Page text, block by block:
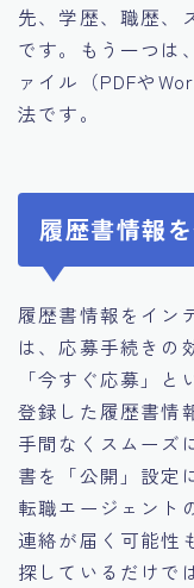
先、学歴、職歴、
です。もう一つは
ァイル（PDFや
法です。
履歴書情報
履歴書情報をイン
は、応募手続きの
「今すぐ応募」と
登録した履歴書情
手間なくスムーズ
書を「公開」設定
転職エージェント
連絡が届く可能性
探しているだけで